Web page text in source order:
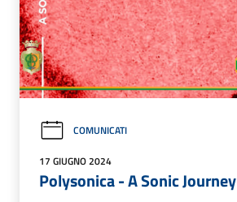
COMUNICATI
17 GIUGNO 2024
Polysonica - A Sonic Journey